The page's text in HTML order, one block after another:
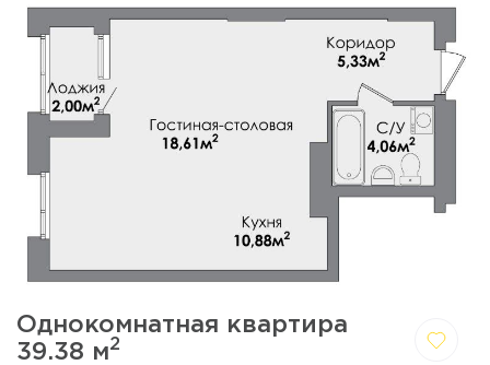
Однокомнатная квартира
39.38 м2